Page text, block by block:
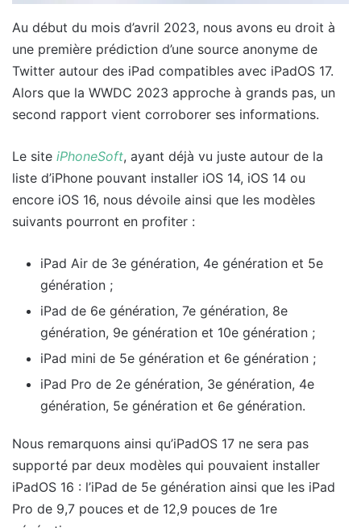
Au début du mois d’avril 2023, nous avons eu droit à
une première prédiction d’une source anonyme de
Twitter autour des iPad compatibles avec iPadOS 17.
Alors que la WWDC 2023 approche à grands pas, un
second rapport vient corroborer ses informations.
Le site iPhoneSoft, ayant déjà vu juste autour de la
liste d’iPhone pouvant installer iOS 14, iOS 14 ou
encore iOS 16, nous dévoile ainsi que les modèles
suivants pourront en profiter :
iPad Air de 3e génération, 4e génération et 5e
génération ;
iPad de 6e génération, 7e génération, 8e
génération, 9e génération et 10e génération ;
iPad mini de 5e génération et 6e génération ;
iPad Pro de 2e génération, 3e génération, 4e
génération, 5e génération et 6e génération.
Nous remarquons ainsi qu’iPadOS 17 ne sera pas
supporté par deux modèles qui pouvaient installer
iPadOS 16 : l’iPad de 5e génération ainsi que les iPad
Pro de 9,7 pouces et de 12,9 pouces de 1re